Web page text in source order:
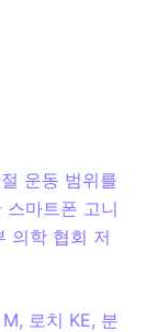
운동 범위를
마트폰 고니
의학 협회 저
로치 KE, 분